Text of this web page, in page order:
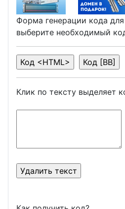
Форма генерации кода для
выберите необходимый
Клик по тексту выделяет